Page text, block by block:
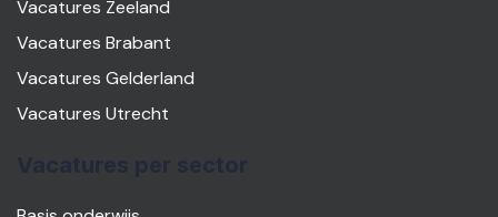
Vacatures Zeeland
Vacatures Brabant
Vacatures Gelderland
Vacatures Utrecht